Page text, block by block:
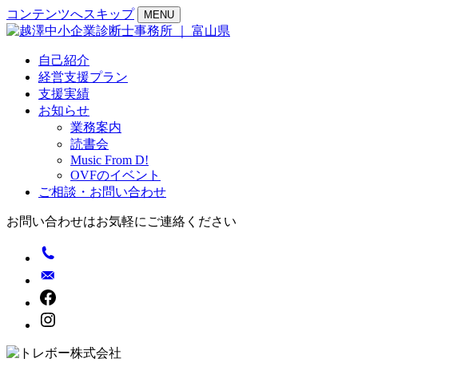
コンテンツへスキップ MENU
自己紹介
経営支援プラン
支援実績
お知らせ
業務案内
読書会
Music From D!
OVFのイベント
ご相談・お問い合わせ
お問い合わせはお気軽にご連絡ください